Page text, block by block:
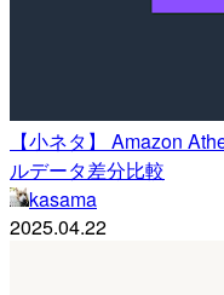
【小ネタ】 Amazon
ルデータ差分比較
kasama
2025.04.22